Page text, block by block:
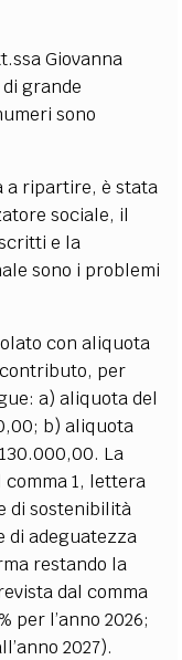
Giovanna
grande
sono
a ripartire, è stata
sociale, il
e la
sono i problemi
con aliquota
per
a) aliquota del
b) aliquota
La
1, lettera
di sostenibilità
di adeguatezza
restando la
dal comma
per l’anno 2026;
2027).